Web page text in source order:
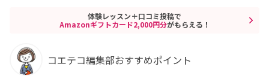
体験レッスン＋口コミ投稿で
Amazonギフトカード2,000円分がもらえる！
コエテコ編集部おすすめポイント